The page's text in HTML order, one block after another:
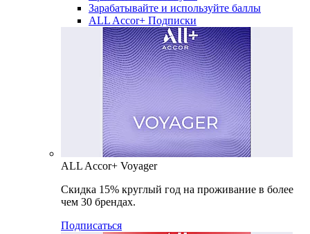
Зарабатывайте и используйте баллы
ALL Accor+ Подписки
ALL Accor+ Voyager
Скидка 15% круглый год на проживание в более
чем 30 брендах.
Подписаться